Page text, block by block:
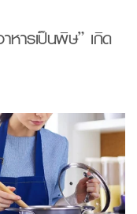
หารเป็นพิษ” เกิด